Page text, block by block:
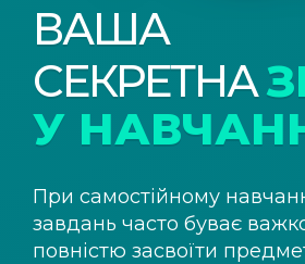
ВАША
СЕКРЕТНА
У
При самостійному
завдань часто буває
повністю засвоїти